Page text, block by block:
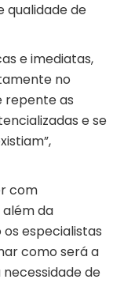
qualidade de
e imediatas,
no
repente as
e se
com
da
especialistas
como será a
de